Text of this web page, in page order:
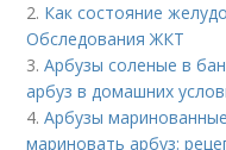
2. Как состояние
Обследования ЖКТ
3.Арбузы соленые в
арбуз в домашних
4.Арбузы
мариновать арбуз: